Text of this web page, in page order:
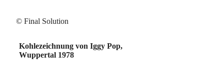
© Final Solution
Kohlezeichnung von Iggy Pop,
Wuppertal 1978